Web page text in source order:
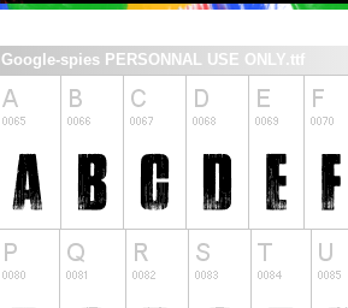
Google-spies PERSONNAL USE ONLY.ttf